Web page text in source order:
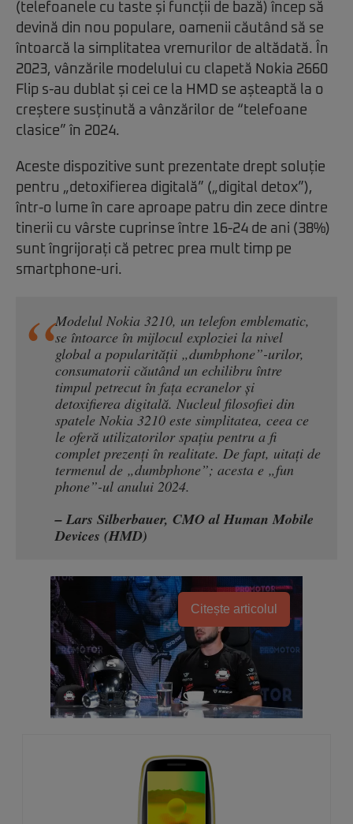
(telefoanele cu taste și funcții de bază) încep să
devină din nou populare, oamenii căutând să se
întoarcă la simplitatea vremurilor de altădată. În
2023, vânzările modelului cu clapetă Nokia 2660
Flip s-au dublat și cei ce la HMD se așteaptă la o
creștere susținută a vânzărilor de “telefoane
clasice” în 2024.
Aceste dispozitive sunt prezentate drept soluție
pentru „detoxifierea digitală” („digital detox”),
într-o lume în care aproape patru din zece dintre
tinerii cu vârste cuprinse între 16-24 de ani (38%)
sunt îngrijorați că petrec prea mult timp pe
smartphone-uri.
Modelul Nokia 3210, un telefon emblematic,
se întoarce în mijlocul exploziei la nivel
global a popularității „dumbphone”-urilor,
consumatorii căutând un echilibru între
timpul petrecut în fața ecranelor și
detoxifierea digitală. Nucleul filosofiei din
spatele Nokia 3210 este simplitatea, ceea ce
le oferă utilizatorilor spațiu pentru a fi
complet prezenți în realitate. De fapt, uitați de
termenul de „dumbphone”; acesta e „fun
phone”-ul anului 2024.
– Lars Silberbauer, CMO al Human Mobile
Devices (HMD)
Citește articolul